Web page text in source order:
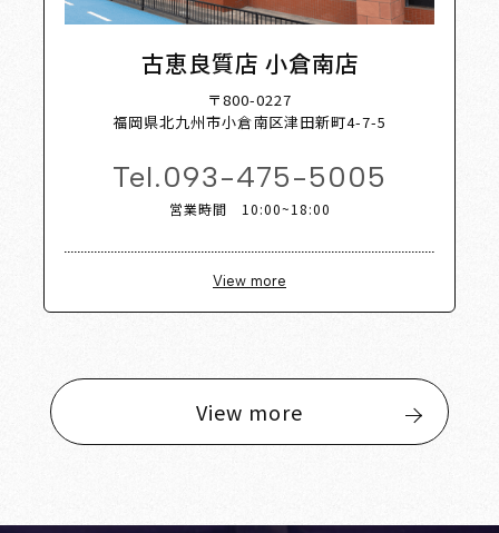
古恵良質店 小倉南店
〒800-0227
福岡県北九州市小倉南区津田新町4-7-5
Tel.093-475-5005
営業時間 10:00~18:00
View more
View more